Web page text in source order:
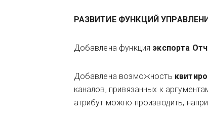
РАЗВИТИЕ ФУНКЦИЙ
Добавлена функция экспорта
Добавлена возможность
каналов, привязанных к
атрибут можно производить,